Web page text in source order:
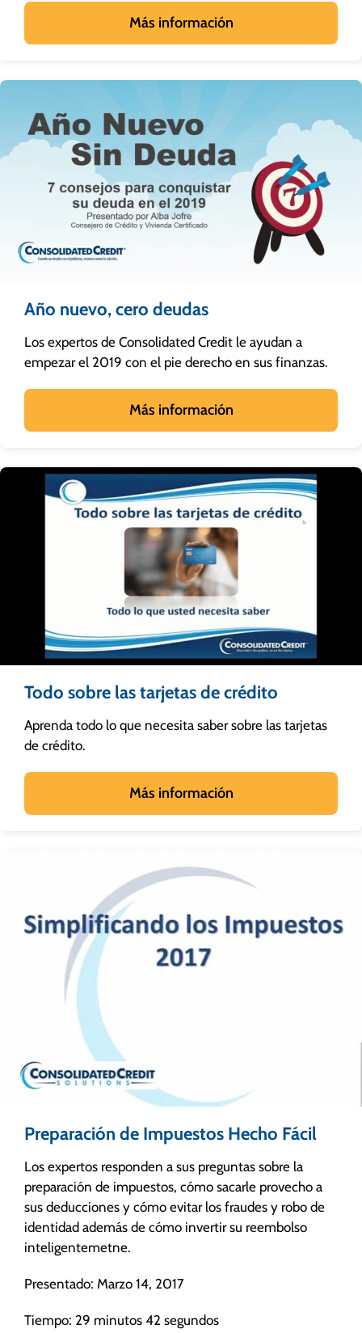
Más información
Año nuevo, cero deudas
Los expertos de Consolidated Credit le ayudan a
empezar el 2019 con el pie derecho en sus finanzas.
Más información
Todo sobre las tarjetas de crédito
Aprenda todo lo que necesita saber sobre las tarjetas
de crédito.
Más información
Preparación de Impuestos Hecho Fácil
Los expertos responden a sus preguntas sobre la
preparación de impuestos, cómo sacarle provecho a
sus deducciones y cómo evitar los fraudes y robo de
identidad además de cómo invertir su reembolso
inteligentemetne.
Presentado: Marzo 14, 2017
Tiempo: 29 minutos 42 segundos